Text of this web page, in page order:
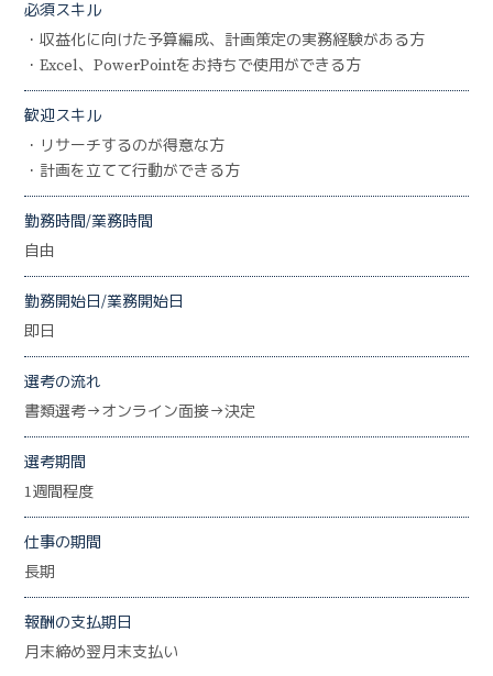
必須スキル
・収益化に向けた予算編成、計画策定の実務経験がある方
・Excel、PowerPointをお持ちで使用ができる方
歓迎スキル
・リサーチするのが得意な方
・計画を立てて行動ができる方
勤務時間/業務時間
自由
勤務開始日/業務開始日
即日
選考の流れ
書類選考→オンライン面接→決定
選考期間
1週間程度
仕事の期間
長期
報酬の支払期日
月末締め翌月末支払い